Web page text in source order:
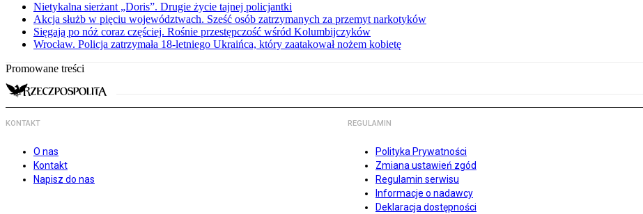
Nietykalna sierżant „Doris”. Drugie życie tajnej policjantki
Akcja służb w pięciu województwach. Sześć osób zatrzymanych za przemyt narkotyków
Sięgają po nóż coraz częściej. Rośnie przestępczość wśród Kolumbijczyków
Wrocław. Policja zatrzymała 18-letniego Ukraińca, który zaatakował nożem kobietę
Promowane treści
KONTAKT
O nas
Kontakt
Napisz do nas
REGULAMIN
Polityka Prywatności
Zmiana ustawień zgód
Regulamin serwisu
Informacje o nadawcy
Deklaracja dostępności